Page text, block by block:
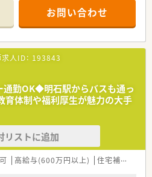
枚以上と多いですが、手厚い人員体制
庫県と大阪府を中心に地域密着型の店
を伴う転勤の心配が少ないです。 ■ド
クとの連携を強化し、地域住民の健康を
います。 ■管理栄養士による栄養指導
かかりつけ薬局としての機能を充実させ
保されており、仕事とプライベートの
す。
住宅手当が支給されるため、生活費の
お問い合わせ
人ID： 193843
通勤OK◆明石駅からバスも通っ
体制や福利厚生が魅力の大手
リストに追加
高給与(600万円以上) 住宅補助(手当)あり